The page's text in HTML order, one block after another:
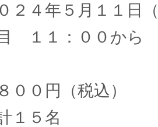
２４年５月１１日
１１：００か
００円（税込）
１５名